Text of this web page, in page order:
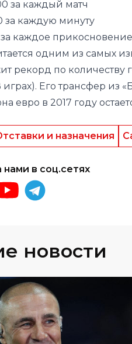
одним из самых
рекорд по количеству
играх). Его трансфер из
евро в 2017 году
и назначения
новости